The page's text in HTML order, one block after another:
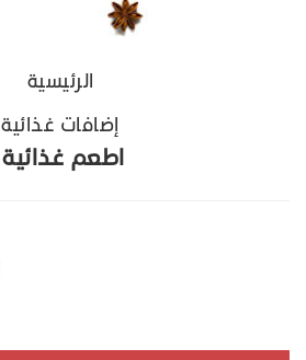
الرئيسية
إضافات غذائية
اطعم غذائية